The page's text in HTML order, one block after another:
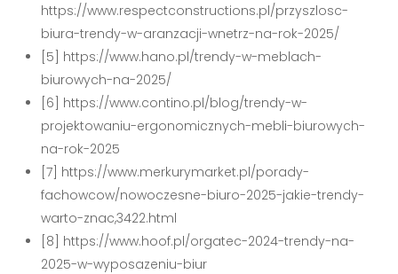
https://www.respectconstructions.pl/przyszlosc-
biura-trendy-w-aranzacji-wnetrz-na-rok-2025/
[5] https://www.hano.pl/trendy-w-meblach-
biurowych-na-2025/
[6] https://www.contino.pl/blog/trendy-w-
projektowaniu-ergonomicznych-mebli-biurowych-
na-rok-2025
[7] https://www.merkurymarket.pl/porady-
fachowcow/nowoczesne-biuro-2025-jakie-trendy-
warto-znac,3422.html
[8] https://www.hoof.pl/orgatec-2024-trendy-na-
2025-w-wyposazeniu-biur